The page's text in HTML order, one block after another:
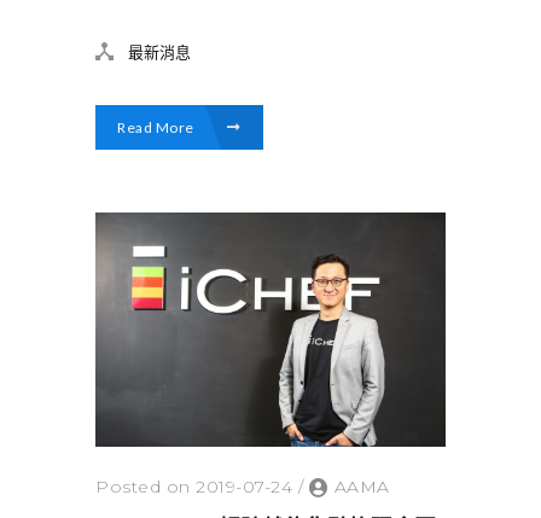
最新消息
Read More
Posted on 2019-07-24 / AAMA